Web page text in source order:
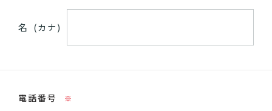
名 (カナ)
電話番号 ※